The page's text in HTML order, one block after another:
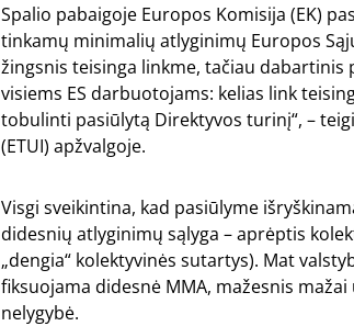
Spalio pabaigoje Europos Komisija (EK)
tinkamų minimalių atlyginimų Europos
žingsnis teisinga linkme, tačiau
visiems ES darbuotojams: kelias link
tobulinti pasiūlytą Direktyvos turinį“, –
(ETUI) apžvalgoje.
Visgi sveikintina, kad pasiūlyme
didesnių atlyginimų sąlyga – aprėptis
„dengia“ kolektyvinės sutartys). Mat
fiksuojama didesnė MMA, mažesnis
nelygybė.